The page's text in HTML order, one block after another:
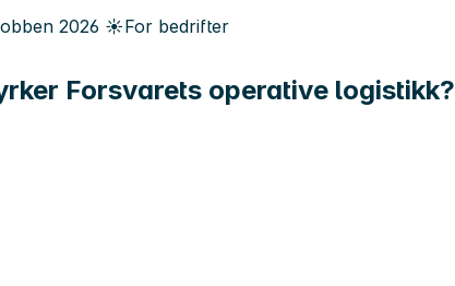
2026 ☀️For bedrifter
Forsvarets operative logistikk?